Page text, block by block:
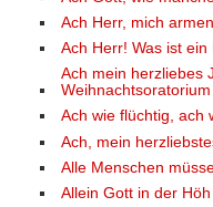
Ach Herr, mich
Ach Herr! Was ist
Ach mein herzliebes
Ach wie flüchtig, ach
Ach, mein
Alle Menschen
Allein Gott in der